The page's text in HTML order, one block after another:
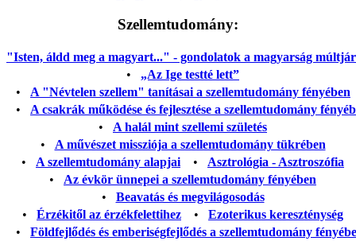
Szellemtudomány:
"Isten, áldd meg a magyart..." - gondolatok a magyarság
• „Az Ige testté lett”
• A "Névtelen szellem" tanításai a szellemtudomány fényében
• A csakrák működése és fejlesztése a szellemtudomány
• A halál mint szellemi születés
• A művészet missziója a szellemtudomány tükrében
• A szellemtudomány alapjai • Asztrológia - Asztroszófia
• Az évkör ünnepei a szellemtudomány fényében
• Beavatás és megvilágosodás
• Érzékitől az érzékfelettihez • Ezoterikus kereszténység
• Földfejlődés és emberiségfejlődés a szellemtudomány